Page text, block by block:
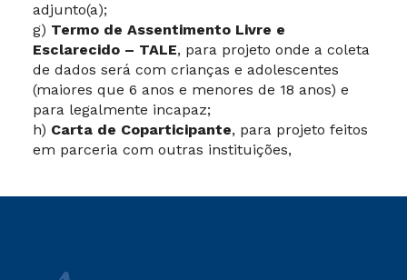
adjunto(a);
g) Termo de Assentimento Livre e
Esclarecido – TALE, para projeto onde a coleta
de dados será com crianças e adolescentes
(maiores que 6 anos e menores de 18 anos) e
para legalmente incapaz;
h) Carta de Coparticipante, para projeto feitos
em parceria com outras instituições,